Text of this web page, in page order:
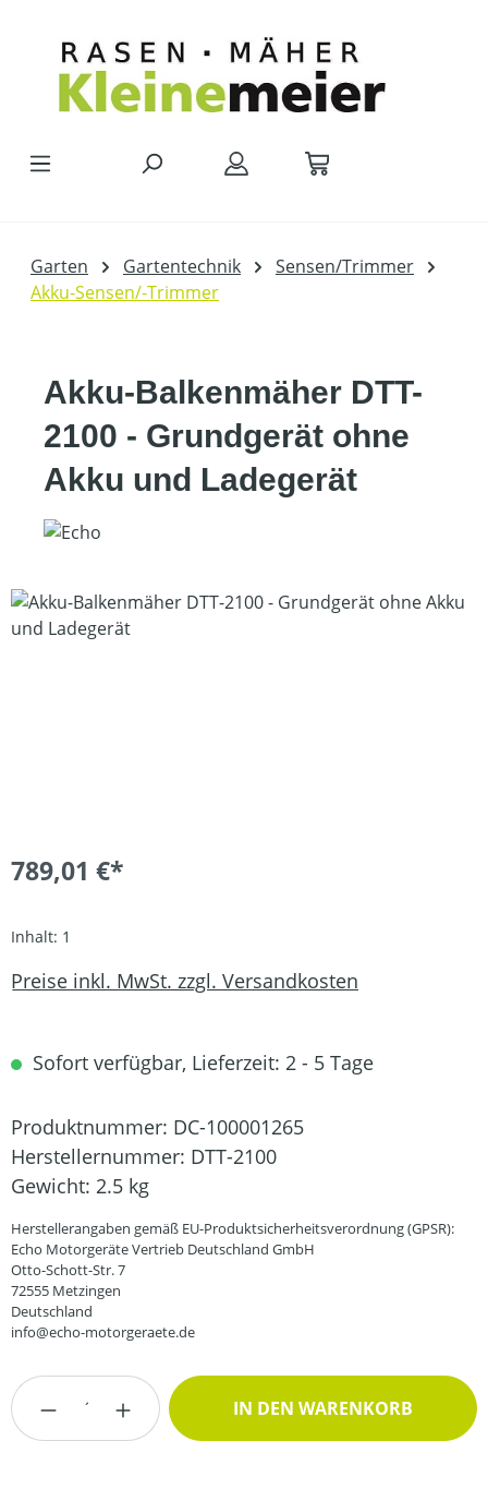
Garten Gartentechnik
Sensen/Trimmer
Akku-Sensen/-Trimmer
Akku-Balkenmäher DTT-
2100 - Grundgerät ohne
Akku und Ladegerät
Bildergalerie überspringen
789,01 €*
Inhalt: 1
Preise inkl. MwSt. zzgl. Versandkosten
Sofort verfügbar, Lieferzeit: 2 - 5 Tage
Produktnummer: DC-100001265
Herstellernummer: DTT-2100
Gewicht: 2.5 kg
Herstellerangaben gemäß EU-Produktsicherheitsverordnung (GPSR):
Echo Motorgeräte Vertrieb Deutschland GmbH
Otto-Schott-Str. 7
72555 Metzingen
Deutschland
info@echo-motorgeraete.de
Produkt Anzahl: Gib den gewünschten
IN DEN WARENKORB